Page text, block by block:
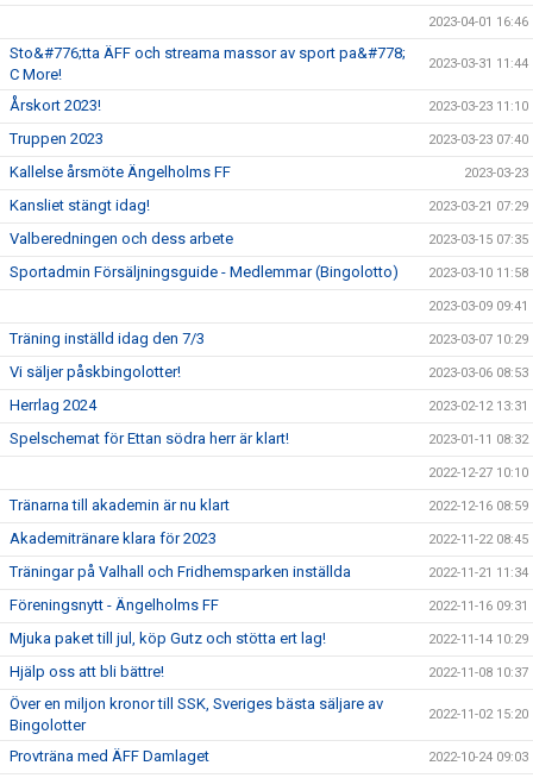
2023-04-01 16:46
Sto&#776;tta ÄFF och streama massor av sport pa&#778;
C More!
2023-03-31 11:44
Årskort 2023! 2023-03-23 11:10
Truppen 2023 2023-03-23 07:40
Kallelse årsmöte Ängelholms FF 2023-03-23
Kansliet stängt idag! 2023-03-21 07:29
Valberedningen och dess arbete 2023-03-15 07:35
Sportadmin Försäljningsguide - Medlemmar (Bingolotto) 2023-03-10 11:58
2023-03-09 09:41
Träning inställd idag den 7/3 2023-03-07 10:29
Vi säljer påskbingolotter! 2023-03-06 08:53
Herrlag 2024 2023-02-12 13:31
Spelschemat för Ettan södra herr är klart! 2023-01-11 08:32
2022-12-27 10:10
Tränarna till akademin är nu klart 2022-12-16 08:59
Akademitränare klara för 2023 2022-11-22 08:45
Träningar på Valhall och Fridhemsparken inställda 2022-11-21 11:34
Föreningsnytt - Ängelholms FF 2022-11-16 09:31
Mjuka paket till jul, köp Gutz och stötta ert lag! 2022-11-14 10:29
Hjälp oss att bli bättre! 2022-11-08 10:37
Över en miljon kronor till SSK, Sveriges bästa säljare av
Bingolotter
2022-11-02 15:20
Provträna med ÄFF Damlaget 2022-10-24 09:03